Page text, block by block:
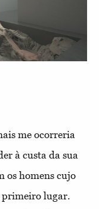
me ocorreria
à custa da sua
os homens cujo
primeiro lugar.